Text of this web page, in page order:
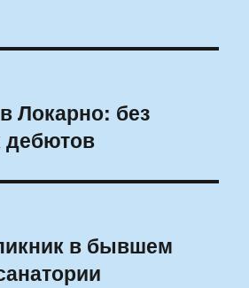
Локарно: без
дебютов
в бывшем